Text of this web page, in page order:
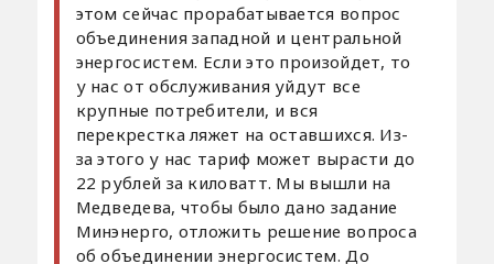
этом сейчас прорабатывается вопрос
объединения западной и центральной
энергосистем. Если это произойдет, то
у нас от обслуживания уйдут все
крупные потребители, и вся
перекрестка ляжет на оставшихся. Из-
за этого у нас тариф может вырасти до
22 рублей за киловатт. Мы вышли на
Медведева, чтобы было дано задание
Минэнерго, отложить решение вопроса
об объединении энергосистем. До